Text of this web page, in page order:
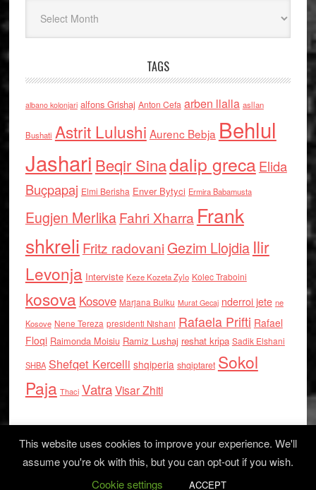
TAGS
albano kolonjari alfons Grishaj Anton Cefa arben llalla asllan
Bushati Astrit Lulushi Aurenc Bebja Behlul
Jashari Beqir Sinadalip grecaElida
Buçpapaj Elmi Berisha Enver Bytyci Ermira Babamusta
Eugjen MerlikaFahri Xharra Frank
shkreli Fritz radovaniGezim Llojdia Ilir
Levonja Interviste Keze Kozeta Zylo Kolec Traboini
kosova Kosove Marjana Bulku Murat Gecaj nderroi jete ne
Kosove Nene Tereza presidenti Nishani Rafaela Prifti Rafael
Floqi Raimonda Moisiu Ramiz Lushaj reshat kripa Sadik Elshani
SHBA Shefqet Kercelli shqiperia shqiptaret Sokol
Paja Thaci VatraVisar Zhiti
Log in
This website uses cookies to improve your experience. We'll
assume you're ok with this, but you can opt-out if you wish.
Cookie settings
ACCEPT